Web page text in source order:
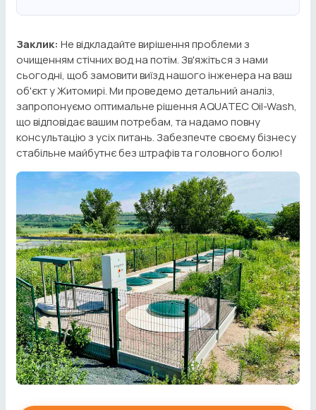
Заклик: Не відкладайте вирішення проблеми з
очищенням стічних вод на потім. Зв'яжіться з нами
сьогодні, щоб замовити виїзд нашого інженера на ваш
об'єкт у Житомирі. Ми проведемо детальний аналіз,
запропонуємо оптимальне рішення AQUATEC Oil-Wash,
що відповідає вашим потребам, та надамо повну
консультацію з усіх питань. Забезпечте своєму бізнесу
стабільне майбутнє без штрафів та головного болю!